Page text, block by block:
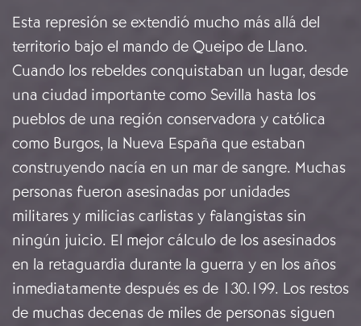
Esta represión se extendió mucho más allá del
territorio bajo el mando de Queipo de Llano.
Cuando los rebeldes conquistaban un lugar, desde
una ciudad importante como Sevilla hasta los
pueblos de una región conservadora y católica
como Burgos, la Nueva España que estaban
construyendo nacía en un mar de sangre. Muchas
personas fueron asesinadas por unidades
militares y milicias carlistas y falangistas sin
ningún juicio. El mejor cálculo de los asesinados
en la retaguardia durante la guerra y en los años
inmediatamente después es de 130.199. Los restos
de muchas decenas de miles de personas siguen